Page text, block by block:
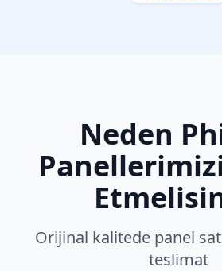
Neden
Orijinal kalitede panel
teslimat